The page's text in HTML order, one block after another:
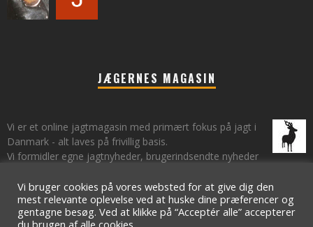
JÆGERNES MAGASIN
Vi er et online jagtmagasin med primært fokus på jagt i
Danmark - alt laves på frivillig basis.
Vi formidler egne jagtnyheder, brugerindsendte nyheder
om jagt.
Vi bruger cookies på vores websted for at give dig den
mest relevante oplevelse ved at huske dine præferencer og
gentagne besøg. Ved at klikke på “Acceptér alle” accepterer
du brugen af ​​alle cookies.